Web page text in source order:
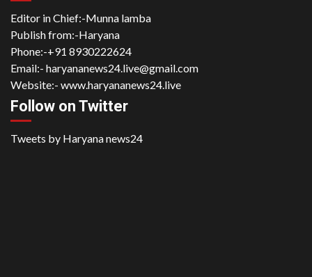
Editor in Chief:-Munna lamba
Publish from:-Haryana
Phone:-+91 8930222624
Email:- haryananews24.live@gmail.com
Website:- www.haryananews24.live
Follow on Twitter
Tweets by Haryana news24